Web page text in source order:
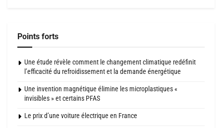
Points forts
Une étude révèle comment le changement climatique redéfinit
l’efficacité du refroidissement et la demande énergétique
Une invention magnétique élimine les microplastiques «
invisibles » et certains PFAS
Le prix d’une voiture électrique en France